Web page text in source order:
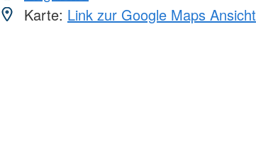
Karte: Link zur Google Maps Ansicht